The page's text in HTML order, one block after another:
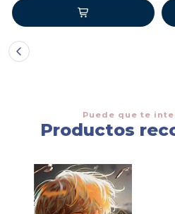
Puede que te
Productos